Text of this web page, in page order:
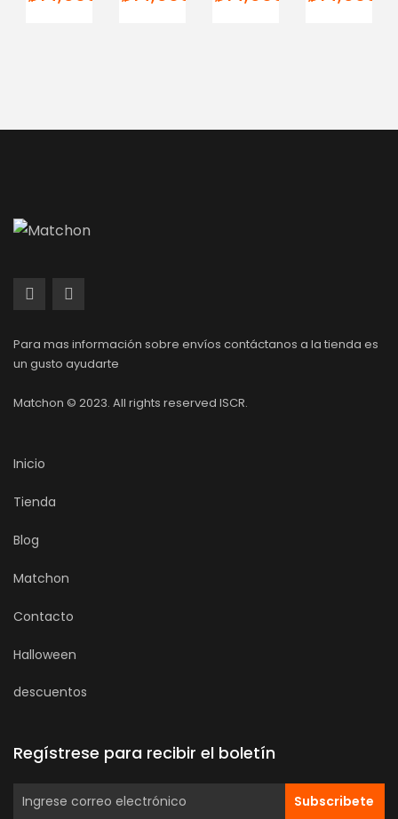
Para mas información sobre envíos contáctanos a la tienda es
un gusto ayudarte
Matchon © 2023. All rights reserved ISCR.
Inicio
Tienda
Blog
Matchon
Contacto
Halloween
descuentos
Regístrese para recibir el boletín
Subscribete